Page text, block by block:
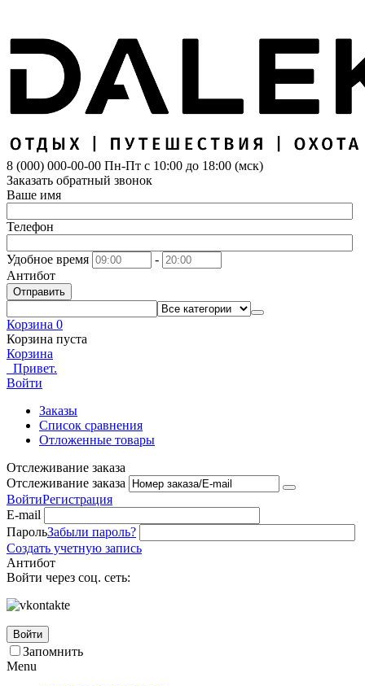
8 (000) 000-00-00 Пн-Пт с 10:00 до 18:00 (мск)
Заказать обратный звонок
Ваше имя
Телефон
Удобное время
-
Антибот
Отправить
Корзина 0
Корзина пуста
Корзина
Привет.
Войти
Заказы
Список сравнения
Отложенные товары
Отслеживание заказа
Отслеживание заказа
ВойтиРегистрация
E-mail
ПарольЗабыли пароль?
Создать учетную запись
Антибот
Войти через соц. сеть:
Войти
Запомнить
Menu